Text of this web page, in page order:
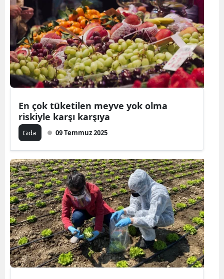
En çok tüketilen meyve yok olma
riskiyle karşı karşıya
Gıda 09 Temmuz 2025